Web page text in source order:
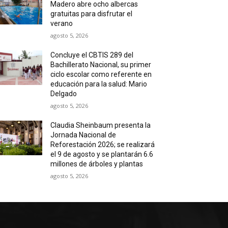
Madero abre ocho albercas
gratuitas para disfrutar el
verano
agosto 5, 2026
Concluye el CBTIS 289 del
Bachillerato Nacional, su primer
ciclo escolar como referente en
educación para la salud: Mario
Delgado
agosto 5, 2026
Claudia Sheinbaum presenta la
Jornada Nacional de
Reforestación 2026; se realizará
el 9 de agosto y se plantarán 6.6
millones de árboles y plantas
agosto 5, 2026